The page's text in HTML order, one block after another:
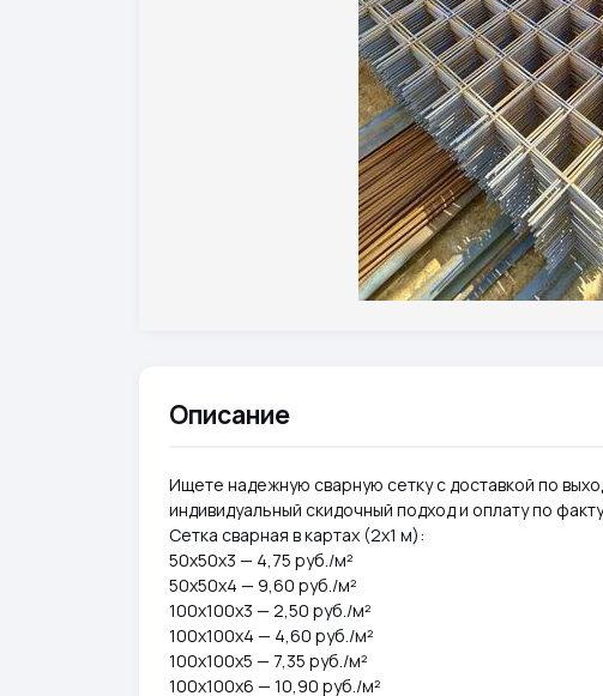
Описание
Ищете надежную сварную сетку с доставкой по
индивидуальный скидочный подход и оплату по
Сетка сварная в картах (2х1 м):
50х50х3 — 4,75 руб./м²
50х50х4 — 9,60 руб./м²
100х100х3 — 2,50 руб./м²
100х100х4 — 4,60 руб./м²
100х100х5 — 7,35 руб./м²
100х100х6 — 10,90 руб./м²